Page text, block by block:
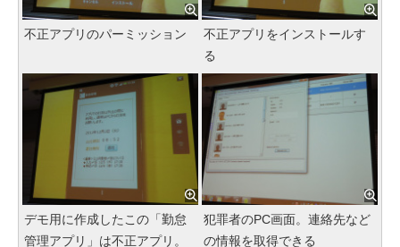
不正アプリのパーミッション
不正アプリをインストールす
る
デモ用に作成したこの「勤怠
管理アプリ」は不正アプリ。
犯罪者のPC画面。連絡先など
の情報を取得できる